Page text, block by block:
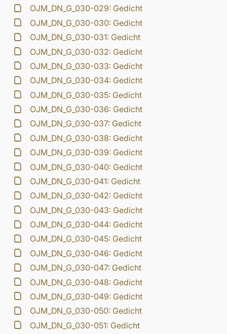
OJM_DN_G_030-029: Gedicht
OJM_DN_G_030-030: Gedicht
OJM_DN_G_030-031: Gedicht
OJM_DN_G_030-032: Gedicht
OJM_DN_G_030-033: Gedicht
OJM_DN_G_030-034: Gedicht
OJM_DN_G_030-035: Gedicht
OJM_DN_G_030-036: Gedicht
OJM_DN_G_030-037: Gedicht
OJM_DN_G_030-038: Gedicht
OJM_DN_G_030-039: Gedicht
OJM_DN_G_030-040: Gedicht
OJM_DN_G_030-041: Gedicht
OJM_DN_G_030-042: Gedicht
OJM_DN_G_030-043: Gedicht
OJM_DN_G_030-044: Gedicht
OJM_DN_G_030-045: Gedicht
OJM_DN_G_030-046: Gedicht
OJM_DN_G_030-047: Gedicht
OJM_DN_G_030-048: Gedicht
OJM_DN_G_030-049: Gedicht
OJM_DN_G_030-050: Gedicht
OJM_DN_G_030-051: Gedicht